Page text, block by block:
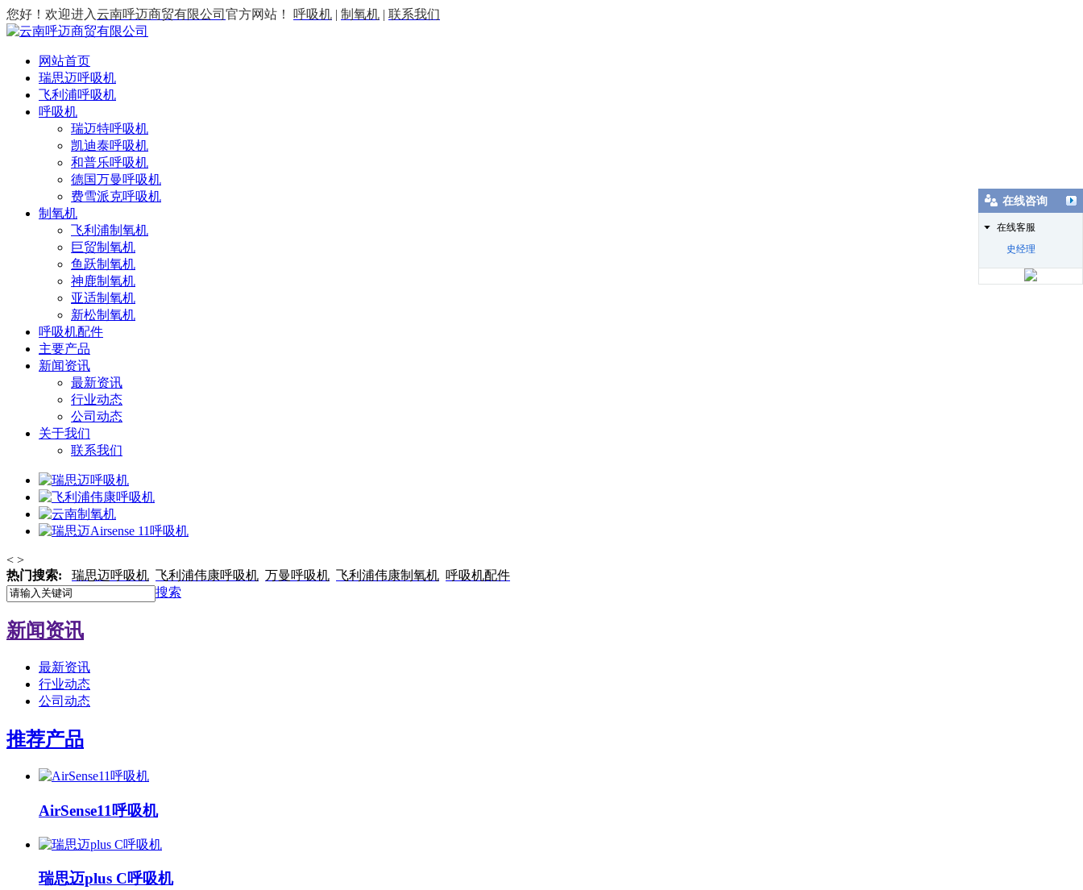
您好！欢迎进入云南呼迈商贸有限公司 官方网站！ 呼吸机 | 制氧机 | 联系我们
网站首页
瑞思迈呼吸机
飞利浦呼吸机
呼吸机
瑞迈特呼吸机
凯迪泰呼吸机
和普乐呼吸机
德国万曼呼吸机
费雪派克呼吸机
制氧机
飞利浦制氧机
巨贸制氧机
鱼跃制氧机
神鹿制氧机
亚适制氧机
新松制氧机
呼吸机配件
主要产品
新闻资讯
最新资讯
行业动态
公司动态
关于我们
联系我们
< >
热门搜索:
瑞思迈呼吸机 飞利浦伟康呼吸机 万曼呼吸机 飞利浦伟康制氧机 呼吸机配件
搜索
新闻资讯
最新资讯
行业动态
公司动态
推荐产品
AirSense11呼吸机
瑞思迈plus C呼吸机
在线咨询
在线客服
史经理